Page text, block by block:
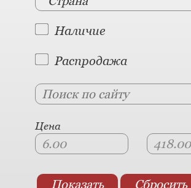
Наличие
Распродажа
Цена